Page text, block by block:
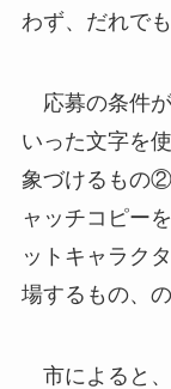
わず、だれで
応募の条件
いった文字を
象づけるもの
ャッチコピー
ットキャラク
場するもの、
市によると